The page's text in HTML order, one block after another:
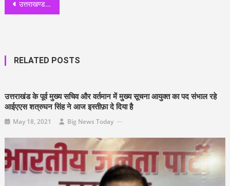
उत्तराखण्ड में खनन माफियाओं के हौंसले बुलंद, चारों तरफ अराजकता का माहौल, सरकार का तंत्र पूरी तरह फेल: यशपाल आर्य
RELATED POSTS
उत्तराखंड के पूर्व मुख्य सचिव और वर्तमान में मुख्य सूचना आयुक्त का पद संभाल रहे
आईएएस शत्रुघन सिंह ने आज इस्तीफ़ा दे दिया है
May 18, 2021 Big News Today